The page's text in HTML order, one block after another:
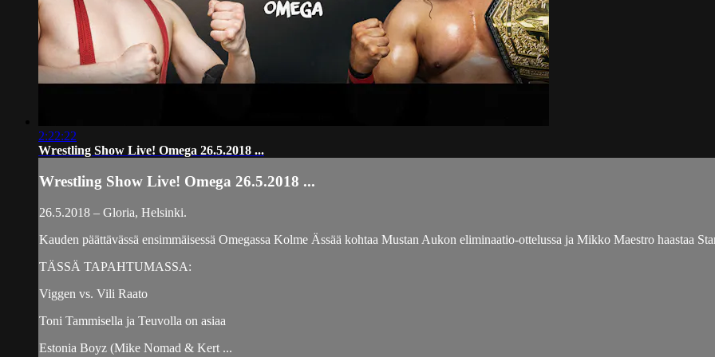
2:22:22
Wrestling Show Live! Omega 26.5.2018 ...
Wrestling Show Live! Omega 26.5.2018 ...
26.5.2018 – Gloria, Helsinki.
Kauden päättävässä ensimmäisessä Omegassa Kolme Ässää kohtaa Mustan Aukon eliminaatio-ottelussa ja Mikko Maestro haastaa
TÄSSÄ TAPAHTUMASSA:
Viggen vs. Vili Raato
Toni Tammisella ja Teuvolla on asiaa
Estonia Boyz (Mike Nomad & Kert ...